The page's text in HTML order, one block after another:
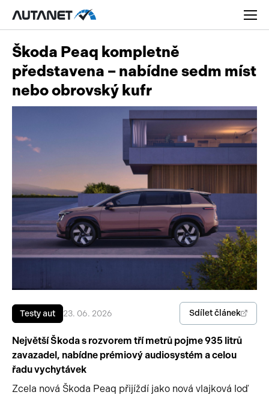
Osobní
Užitková
Nákladní
Obytná
Motorky
Přívěsy a návěsy
Autobusy
Pracovní stroje
Náhradní díly
Příslušenství
Novinky
Rady a tipy
Nové modely
Ojetiny
Auto a život
Videa
Škoda Peaq kompletně
představena – nabídne sedm míst
nebo obrovský kufr
Testy aut 23. 06. 2026 Sdílet článek
Největší Škoda s rozvorem tří metrů pojme 935 litrů
zavazadel, nabídne prémiový audiosystém a celou
řadu vychytávek
Zcela nová Škoda Peaq přijíždí jako nová vlajková loď